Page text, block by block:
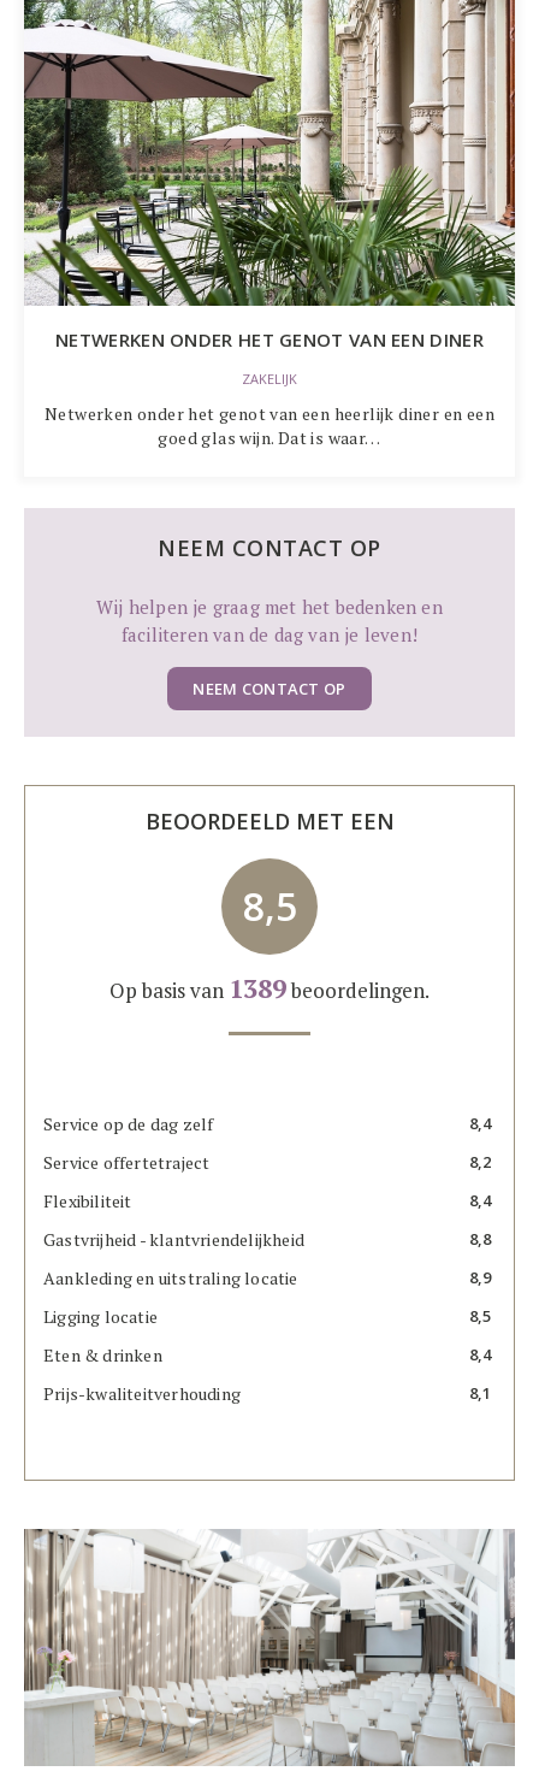
NETWERKEN ONDER HET GENOT VAN EEN DINER
ZAKELIJK
Netwerken onder het genot van een heerlijk diner en een
goed glas wijn. Dat is waar…
NEEM CONTACT OP
Wij helpen je graag met het bedenken en
faciliteren van de dag van je leven!
NEEM CONTACT OP
BEOORDEELD MET EEN
8,5
Op basis van 1389beoordelingen.
Service op de dag zelf 8,4
Service offertetraject 8,2
Flexibiliteit 8,4
Gastvrijheid - klantvriendelijkheid 8,8
Aankleding en uitstraling locatie 8,9
Ligging locatie 8,5
Eten & drinken 8,4
Prijs-kwaliteitverhouding 8,1